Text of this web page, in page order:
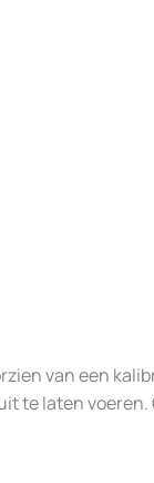
van een
te laten